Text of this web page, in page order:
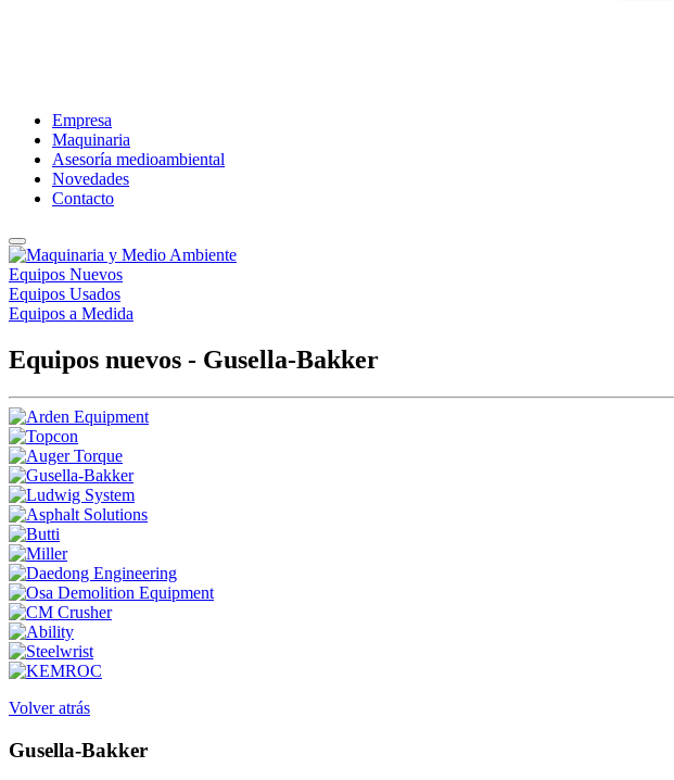
Empresa
Maquinaria
Asesoría medioambiental
Novedades
Contacto
Equipos Nuevos
Equipos Usados
Equipos a Medida
Equipos nuevos - Gusella-Bakker
Volver atrás
Gusella-Bakker